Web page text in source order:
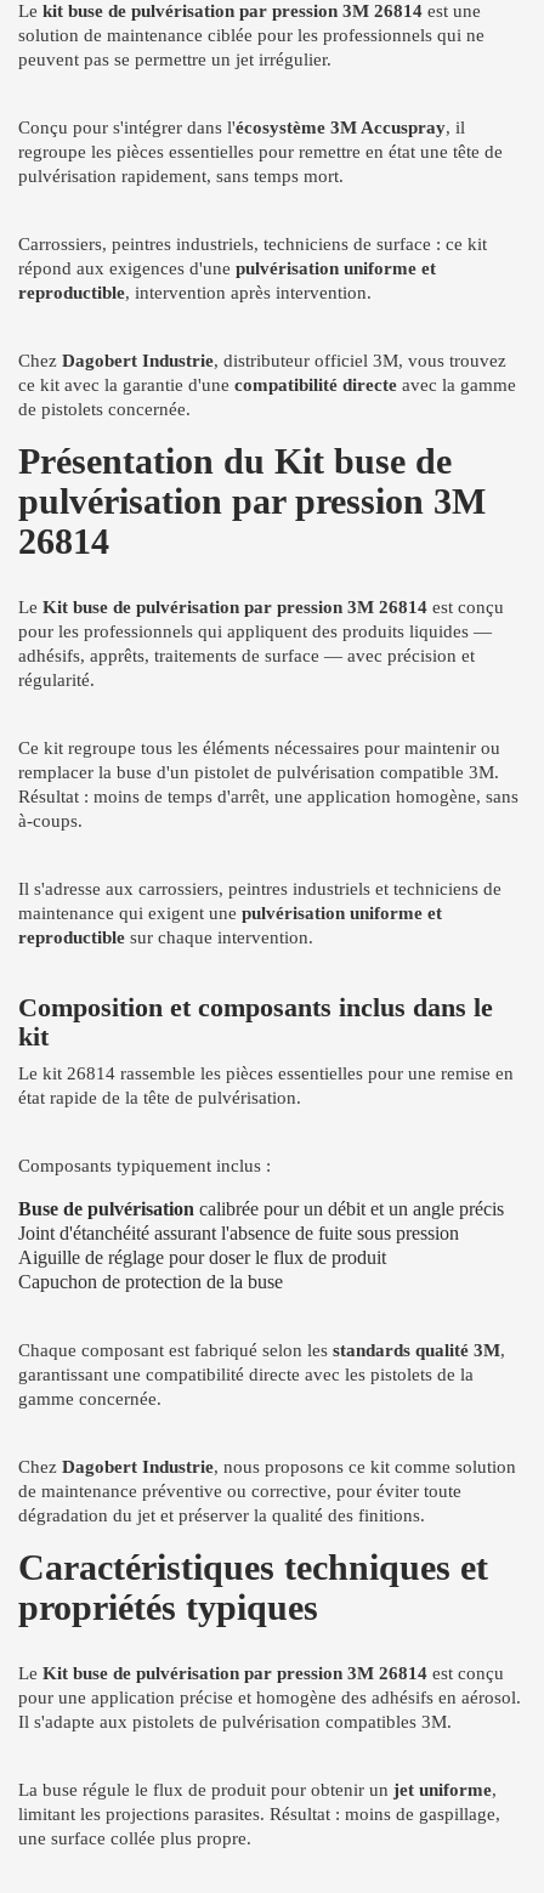
Le kit buse de pulvérisation par pression 3M 26814 est une
solution de maintenance ciblée pour les professionnels qui ne
peuvent pas se permettre un jet irrégulier.
Conçu pour s'intégrer dans l'écosystème 3M Accuspray, il
regroupe les pièces essentielles pour remettre en état une tête de
pulvérisation rapidement, sans temps mort.
Carrossiers, peintres industriels, techniciens de surface : ce kit
répond aux exigences d'une pulvérisation uniforme et
reproductible, intervention après intervention.
Chez Dagobert Industrie, distributeur officiel 3M, vous trouvez
ce kit avec la garantie d'une compatibilité directe avec la gamme
de pistolets concernée.
Présentation du Kit buse de
pulvérisation par pression 3M
26814
Le Kit buse de pulvérisation par pression 3M 26814 est conçu
pour les professionnels qui appliquent des produits liquides —
adhésifs, apprêts, traitements de surface — avec précision et
régularité.
Ce kit regroupe tous les éléments nécessaires pour maintenir ou
remplacer la buse d'un pistolet de pulvérisation compatible 3M.
Résultat : moins de temps d'arrêt, une application homogène, sans
à-coups.
Il s'adresse aux carrossiers, peintres industriels et techniciens de
maintenance qui exigent une pulvérisation uniforme et
reproductible sur chaque intervention.
Composition et composants inclus dans le
kit
Le kit 26814 rassemble les pièces essentielles pour une remise en
état rapide de la tête de pulvérisation.
Composants typiquement inclus :
Buse de pulvérisation calibrée pour un débit et un angle précis
Joint d'étanchéité assurant l'absence de fuite sous pression
Aiguille de réglage pour doser le flux de produit
Capuchon de protection de la buse
Chaque composant est fabriqué selon les standards qualité 3M,
garantissant une compatibilité directe avec les pistolets de la
gamme concernée.
Chez Dagobert Industrie, nous proposons ce kit comme solution
de maintenance préventive ou corrective, pour éviter toute
dégradation du jet et préserver la qualité des finitions.
Caractéristiques techniques et
propriétés typiques
Le Kit buse de pulvérisation par pression 3M 26814 est conçu
pour une application précise et homogène des adhésifs en aérosol.
Il s'adapte aux pistolets de pulvérisation compatibles 3M.
La buse régule le flux de produit pour obtenir un jet uniforme,
limitant les projections parasites. Résultat : moins de gaspillage,
une surface collée plus propre.